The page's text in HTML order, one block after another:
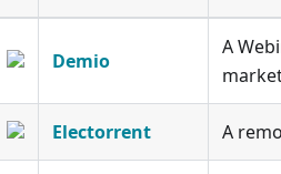
Demio
A
Electorrent A